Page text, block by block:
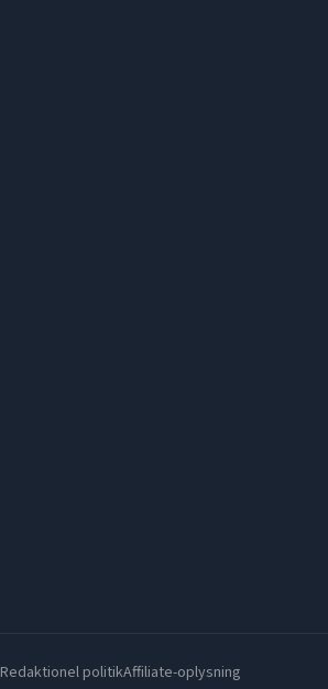
Redaktionel politikAffiliate-oplysning